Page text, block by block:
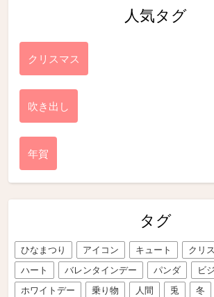
人気タグ
クリスマス
吹き出し
年賀
タグ
ひなまつり アイコン キュート クリ
ハート
バレンタインデー パンダ
ビ
ホワイトデー
乗り物 人間 兎 冬